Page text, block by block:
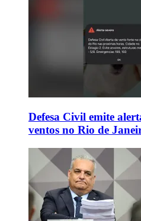
Defesa Civil emite
ventos no Rio de